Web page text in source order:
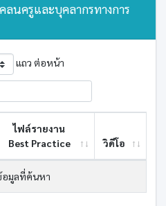
นครูและบุคลากรทางการ
แถว ต่อหน้า
ไฟล์รายงาน
Best ​Practice
วิดีโอ
มูลที่ค้นหา